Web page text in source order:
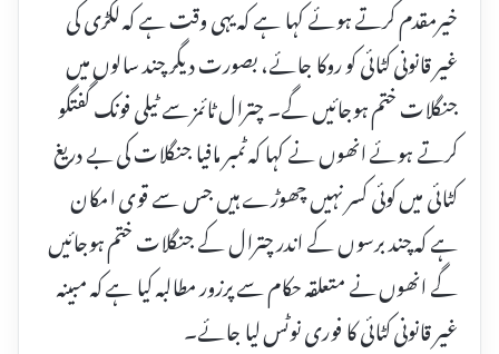
خیرمقدم کرتے ہوئے کہا ہے کہ یہی وقت ہے کہ لکڑی کی
غیر قانونی کٹائی کو روکا جائے، بصورت دیگر چند سالوں میں
جنگلات ختم ہوجائیں گے۔ چترال ٹائمز سے ٹیلی فونک گفتگو
کرتے ہوئے انھوں نے کہا کہ ٹمبر مافیا جنگلات کی بے دریغ
کٹائی میں کوئی کسر نہیں چھوڑے ہیں جس سے قوی امکان
ہے کہ چند برسوں کے اندر چترال کے جنگلات ختم ہوجائیں
گے انھوں نے متعلقہ حکام سے پرزور مطالبہ کیا ہے کہ مبینہ
غیر قانونی کٹائی کا فوری نوٹس لیا جائے۔